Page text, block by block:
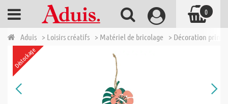
Aduis > Loisirs créatifs > Matériel de bricolage > Décoration
Déstockage
0